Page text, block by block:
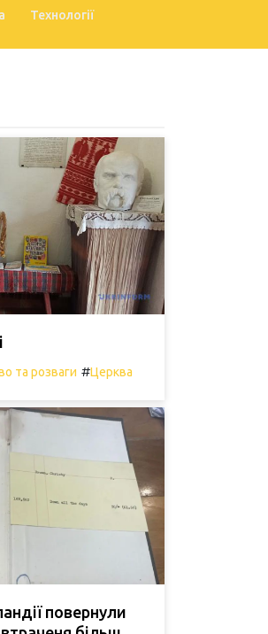
Технології
та розваги #Церква
повернули